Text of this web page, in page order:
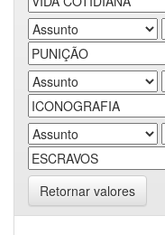
Retornar valores